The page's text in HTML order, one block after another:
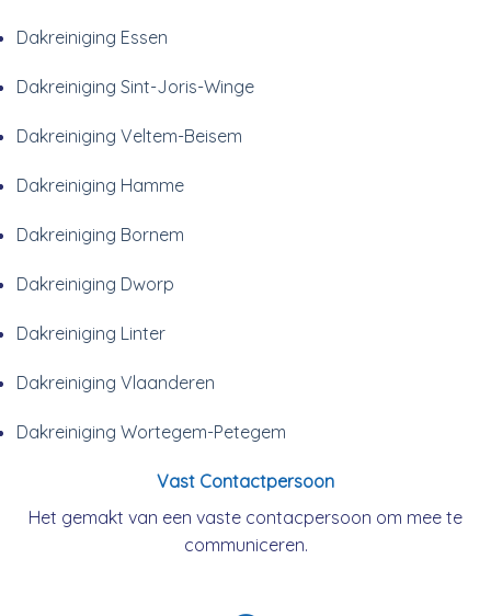
Dakreiniging Essen
Dakreiniging Sint-Joris-Winge
Dakreiniging Veltem-Beisem
Dakreiniging Hamme
Dakreiniging Bornem
Dakreiniging Dworp
Dakreiniging Linter
Dakreiniging Vlaanderen
Dakreiniging Wortegem-Petegem
Vast Contactpersoon
Het gemakt van een vaste contacpersoon om mee te
communiceren.